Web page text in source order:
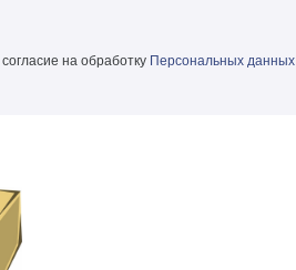
на обработку Персональных данных